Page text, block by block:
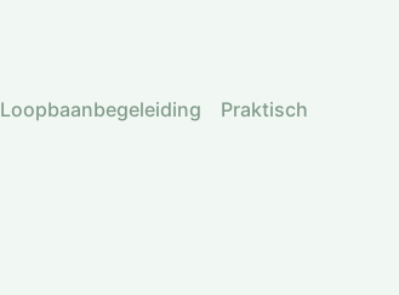
Loopbaanbegeleiding Praktisch